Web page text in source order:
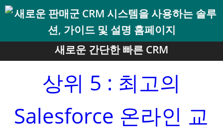
새로운 간단한 빠른 CRM
상위 5 : 최고의
Salesforce 온라인 교